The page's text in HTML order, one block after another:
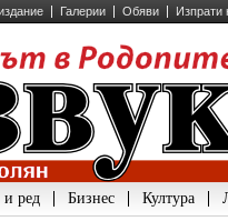
Галерии Обяви Изпрати
и ред Бизнес Култура